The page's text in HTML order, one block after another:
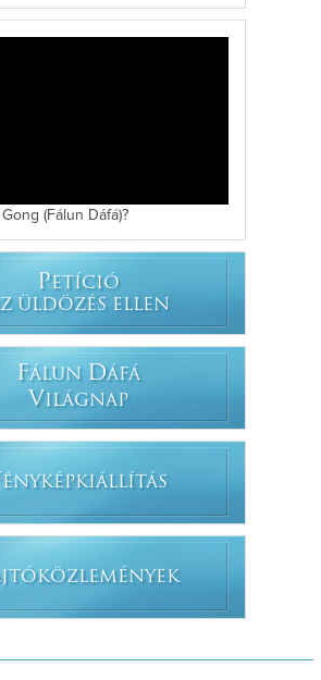
(Fálun Dáfá)?
PETÍCIÓ
ÜLDÖZÉS ELLEN
FÁLUN DÁFÁ
VILÁGNAP
ÉNYKÉPKIÁLLÍTÁS